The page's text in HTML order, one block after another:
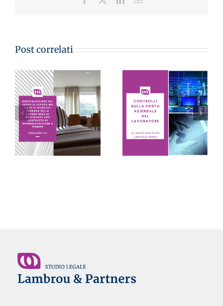
Post correlati
CONTROLLI SULLA
POSTA AZIENDALE
DEL LAVORATORE:
sono inutilizzabili se
eseguiti in virtù solo
di un sospetto – Avv.
Monica Lambrou
LE PILLOLE DEL
VENERDI’